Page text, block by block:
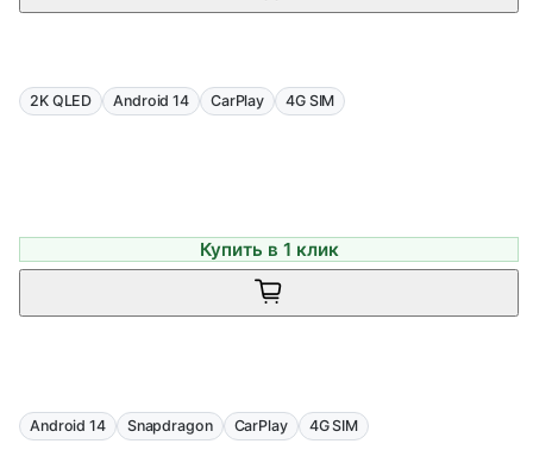
2K QLED Android 14 CarPlay 4G SIM
Купить в 1 клик
Android 14 Snapdragon CarPlay 4G SIM